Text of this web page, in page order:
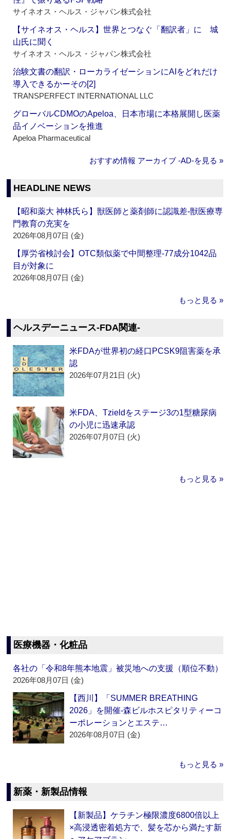
サイネオス・ヘルス・ジャパン株式会社
【サイネオス・ヘルス】世界とつなぐ「翻訳者」に 城
山氏に聞く
サイネオス・ヘルス・ジャパン株式会社
治験文書の翻訳・ローカライゼーションにAIをどれだけ
導入できるかーその[2]
TRANSPERFECT INTERNATIONAL LLC
グローバルCDMOのApeloa、日本市場に本格展開し医薬
品イノベーションを推進
Apeloa Pharmaceutical
おすすめ情報 アーカイブ ‐AD‐を見る »
HEADLINE NEWS
【昭和薬大 神林氏ら】獣医師と薬剤師に認識差‐獣医療専
門教育の充実を
2026年08月07日 (金)
【厚労省検討会】OTC類似薬で中間整理‐77成分1042品
目が対象に
2026年08月07日 (金)
もっと見る »
ヘルスデーニュース‐FDA関連‐
米FDAが世界初の経口PCSK9阻害薬を承
認
2026年07月21日 (火)
米FDA、Tzieldをステージ3の1型糖尿病
の小児に迅速承認
2026年07月07日 (火)
もっと見る »
医療機器・化粧品
各社の「令和8年熊本地震」被災地への支援（順位不動）
2026年08月07日 (金)
【西川】「SUMMER BREATHING
2026」を開催‐森ビルホスピタリティーコ
ーポレーションとエステ…
2026年08月07日 (金)
もっと見る »
新薬・新製品情報
【新製品】ケラチン極限濃度6800倍以上
×高浸透密着処方で、髪を芯から満たす新